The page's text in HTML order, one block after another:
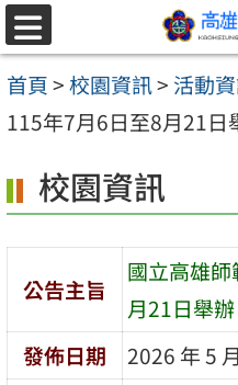
跳至主要內容區
選
單
首頁>校園資訊> 活動
115年7月6日至8月21日
校園資訊
公告主旨
國立高雄
月21日舉辦
發佈日期
2026 年 5